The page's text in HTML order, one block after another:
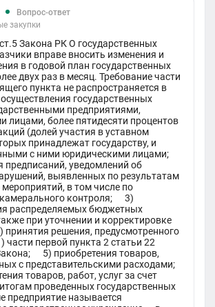
Вопрос-ответ
закупки
Закона РК О государственных
вправе вносить изменения и
в годовой план государственных
двух раз в месяц. Требование части
пункта не распространяется в
государственных
предприятиями,
лицами, более пятидесяти процентов
(долей участия в уставном
принадлежат государству, и
с ними юридическими лицами;
предписаний, уведомлений об
выявленных по результатам
в том числе по
камерального контроля; 3)
распределяемых бюджетных
при уточнении и корректировке
решения, предусмотренного
части первой пункта 2 статьи 22
5) приобретения товаров,
с представительскими расходами;
товаров, работ, услуг за счет
проведенных государственных
предприятие называется